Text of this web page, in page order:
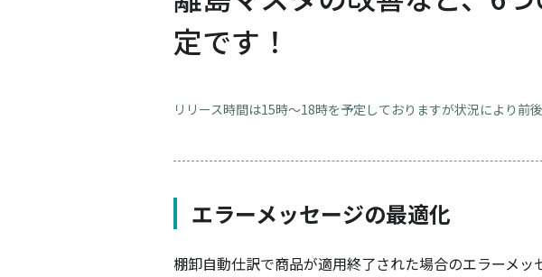
定です！
リリース時間は15時～18時を予定しておりますが状況により前
エラーメッセージの最適化
棚卸自動仕訳で商品が適用終了された場合のエラーメッ